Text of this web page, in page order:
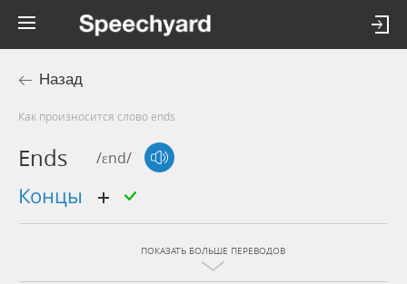
Назад
Как произносится слово ends
Ends /ɛnd/
концы
ПОКАЗАТЬ БОЛЬШЕ ПЕРЕВОДОВ